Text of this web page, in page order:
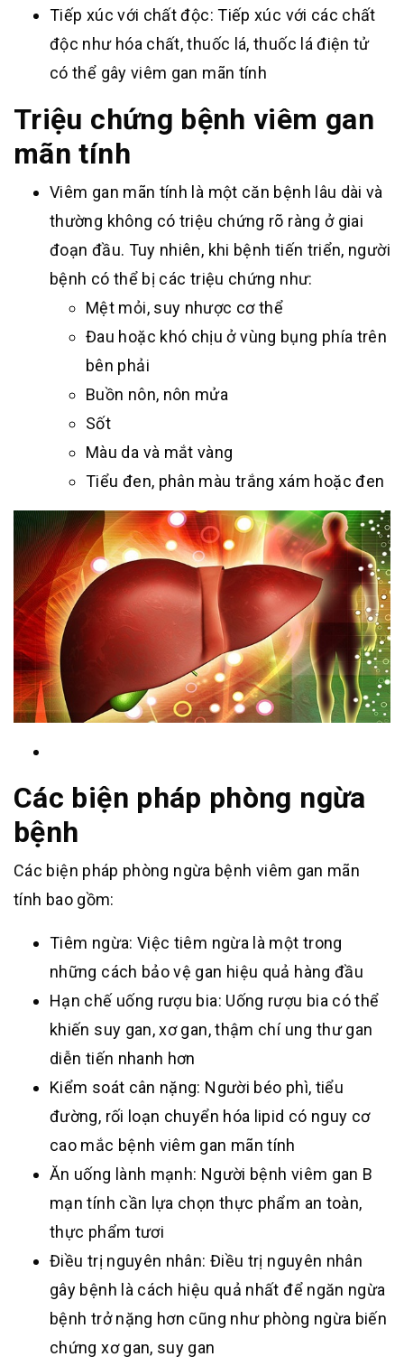
Tiếp xúc với chất độc: Tiếp xúc với các chất
độc như hóa chất, thuốc lá, thuốc lá điện tử
có thể gây viêm gan mãn tính
Triệu chứng bệnh viêm gan
mãn tính
Viêm gan mãn tính là một căn bệnh lâu dài và
thường không có triệu chứng rõ ràng ở giai
đoạn đầu. Tuy nhiên, khi bệnh tiến triển, người
bệnh có thể bị các triệu chứng như:
Mệt mỏi, suy nhược cơ thể
Đau hoặc khó chịu ở vùng bụng phía trên
bên phải
Buồn nôn, nôn mửa
Sốt
Màu da và mắt vàng
Tiểu đen, phân màu trắng xám hoặc đen
Các biện pháp phòng ngừa
bệnh
Các biện pháp phòng ngừa bệnh viêm gan mãn
tính bao gồm:
Tiêm ngừa: Việc tiêm ngừa là một trong
những cách bảo vệ gan hiệu quả hàng đầu
Hạn chế uống rượu bia: Uống rượu bia có thể
khiến suy gan, xơ gan, thậm chí ung thư gan
diễn tiến nhanh hơn
Kiểm soát cân nặng: Người béo phì, tiểu
đường, rối loạn chuyển hóa lipid có nguy cơ
cao mắc bệnh viêm gan mãn tính
Ăn uống lành mạnh: Người bệnh viêm gan B
mạn tính cần lựa chọn thực phẩm an toàn,
thực phẩm tươi
Điều trị nguyên nhân: Điều trị nguyên nhân
gây bệnh là cách hiệu quả nhất để ngăn ngừa
bệnh trở nặng hơn cũng như phòng ngừa biến
chứng xơ gan, suy gan